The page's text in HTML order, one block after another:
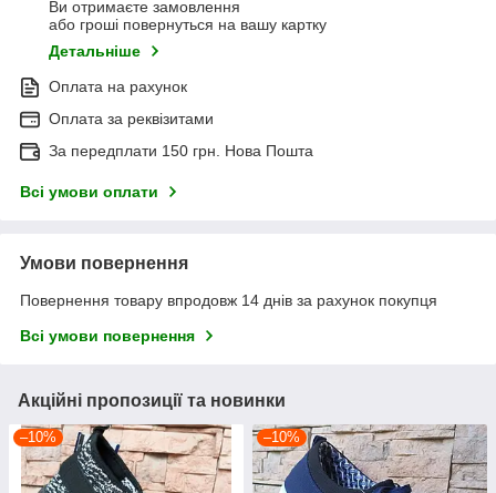
Ви отримаєте замовлення
або гроші повернуться на вашу картку
Детальніше
Оплата на рахунок
Оплата за реквізитами
За передплати 150 грн. Нова Пошта
Всі умови оплати
Умови повернення
Повернення товару впродовж 14 днів за рахунок покупця
Всі умови повернення
Акційні пропозиції та новинки
–10% –10%